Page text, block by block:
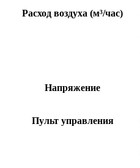
Расход воздуха (м³/час)
Напряжение
Пульт управления